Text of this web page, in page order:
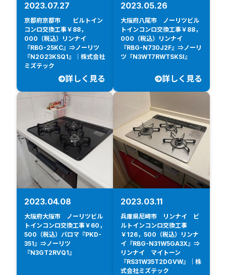
2023.07.27
京都府京都市 ビルトイン
コンロ交換工事￥88，
000（税込）リンナイ
『RBG-25KC』⇒ノーリツ
『N2G23KSQ1』｜株式会社
ミズテック
詳しく見る
2023.05.26
大阪府八尾市 ノーリツビル
トインコンロ交換工事￥88，
000（税込）リンナイ
『RBG-N730J2F』⇒ノーリ
ツ『N3WT7RWTSKSI』
詳しく見る
2023.04.08
大阪府大阪市 ノーリツビル
トインコンロ交換工事￥60，
500（税込）パロマ『PKD-
351』⇒ノーリツ
『N3GT2RVQ1』
2023.03.11
兵庫県尼崎市 リンナイ ビ
ルトインコンロ交換工事
￥126，500（税込）リンナ
イ『RBG-N31W5GA3X』⇒
リンナイ マイトーン
『RS31W35T2DGVW』｜株
式会社ミズテック